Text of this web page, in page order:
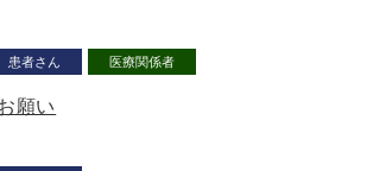
患者さん 医療関係者
願い